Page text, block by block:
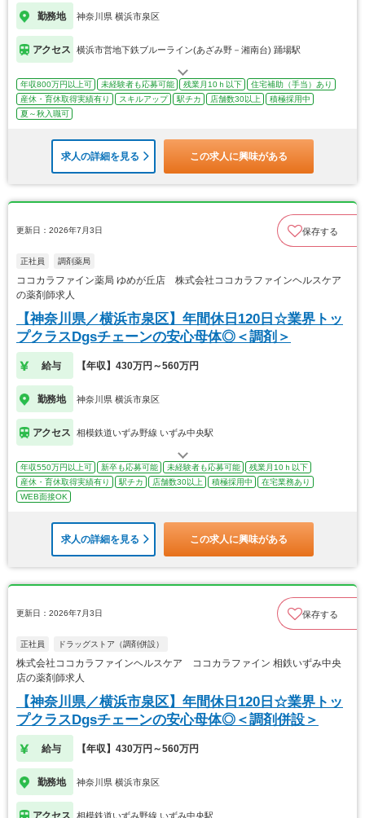
勤務地 神奈川県 横浜市泉区
アクセス 横浜市営地下鉄ブルーライン(あざみ野－湘南台) 踊場駅
年収800万円以上可 未経験者も応募可能 残業月10ｈ以下
住宅補助（手当）あり
産休・育休取得実績有り
スキルアップ 駅チカ 店舗数30以上
積極採用中
夏～秋入職可
求人の詳細を見る この求人に興味がある
更新日：2026年7月3日 保存する
正社員 調剤薬局
ココカラファイン薬局 ゆめが丘店 株式会社ココカラファインヘルスケア
の薬剤師求人
【神奈川県／横浜市泉区】年間休日120日☆業界トッ
プクラスDgsチェーンの安心母体◎＜調剤＞
給与 【年収】430万円～560万円
勤務地 神奈川県 横浜市泉区
アクセス 相模鉄道いずみ野線 いずみ中央駅
年収550万円以上可 新卒も応募可能 未経験者も応募可能
残業月10ｈ以下
産休・育休取得実績有り
駅チカ 店舗数30以上 積極採用中
在宅業務あり
WEB面接OK
求人の詳細を見る この求人に興味がある
更新日：2026年7月3日 保存する
正社員 ドラッグストア（調剤併設）
株式会社ココカラファインヘルスケア ココカラファイン 相鉄いずみ中央
店の薬剤師求人
【神奈川県／横浜市泉区】年間休日120日☆業界トッ
プクラスDgsチェーンの安心母体◎＜調剤併設＞
給与 【年収】430万円～560万円
勤務地 神奈川県 横浜市泉区
アクセス 相模鉄道いずみ野線 いずみ中央駅